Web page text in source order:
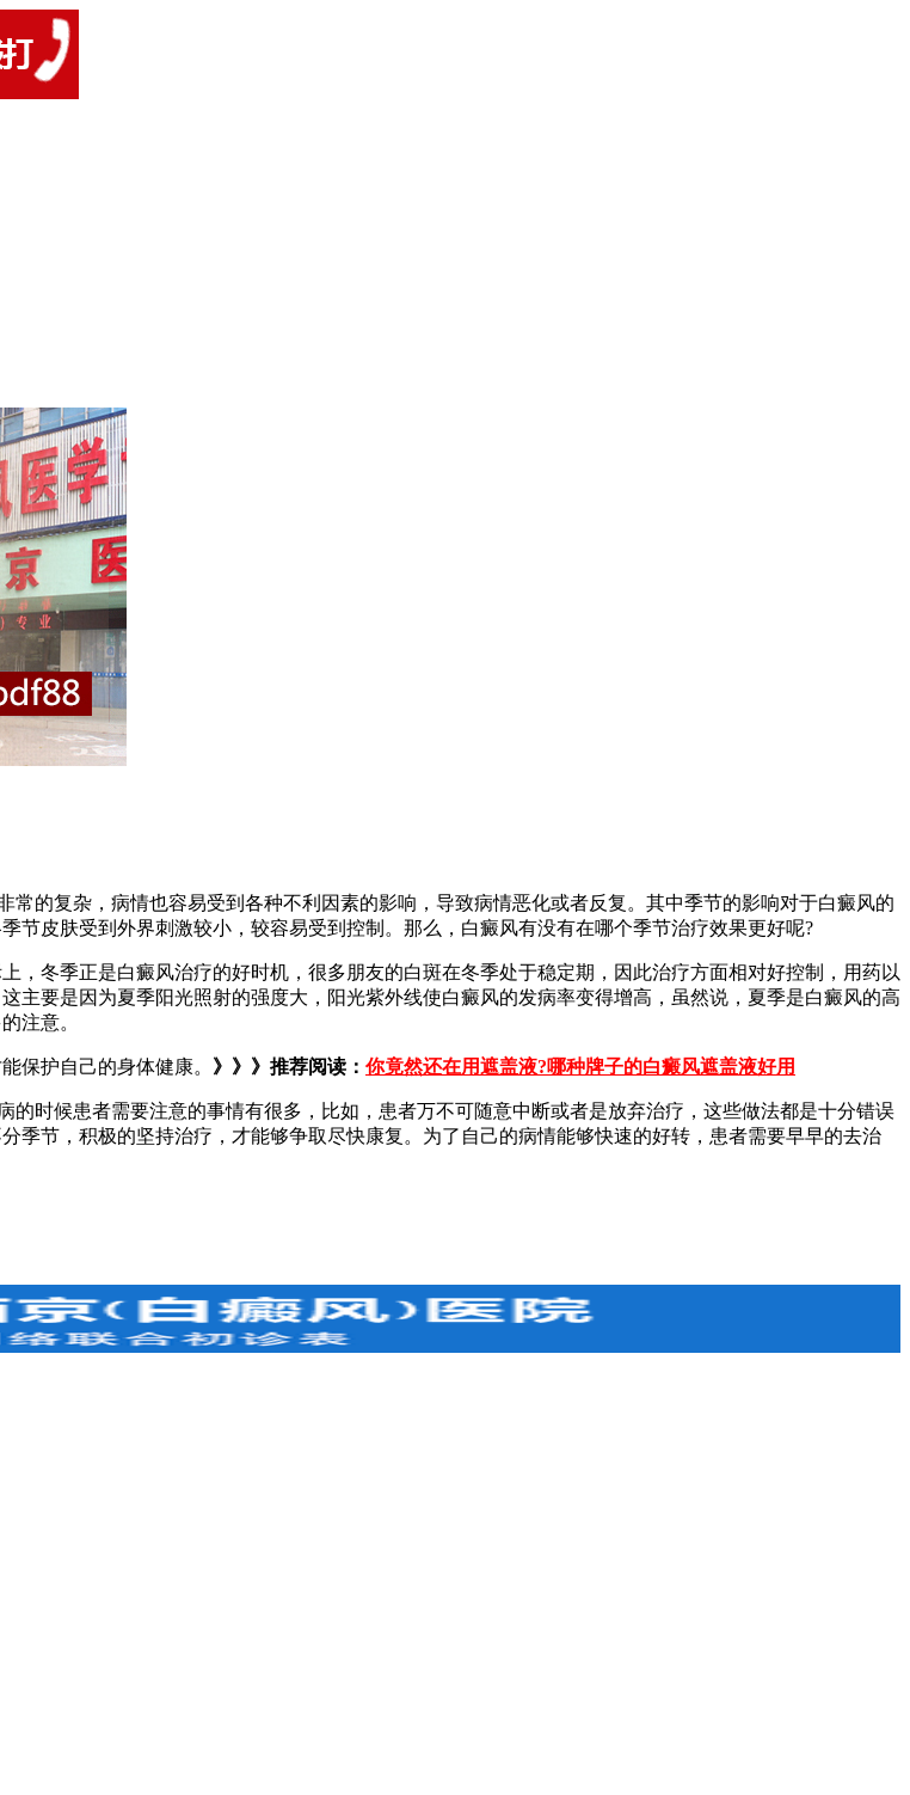
复杂，病情也容易受到各种不利因素的影响，导致病情恶化或者反复。其中季节的影响对于白癜风的
皮肤受到外界刺激较小，较容易受到控制。那么，白癜风有没有在哪个季节治疗效果更好呢?
，冬季正是白癜风治疗的好时机，很多朋友的白斑在冬季处于稳定期，因此治疗方面相对好控制，用药以
主要是因为夏季阳光照射的强度大，阳光紫外线使白癜风的发病率变得增高，虽然说，夏季是白癜风的高
注意。
护自己的身体健康。 》》》推荐阅读： 你竟然还在用遮盖液?哪种牌子的白癜风遮盖液好用
时候患者需要注意的事情有很多，比如，患者万不可随意中断或者是放弃治疗，这些做法都是十分错误
季节，积极的坚持治疗，才能够争取尽快康复。为了自己的病情能够快速的好转，患者需要早早的去治